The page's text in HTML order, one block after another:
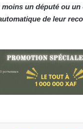
moins un député ou
de leur